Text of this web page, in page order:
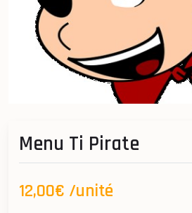
Menu Ti Pirate
12,00€ /unité